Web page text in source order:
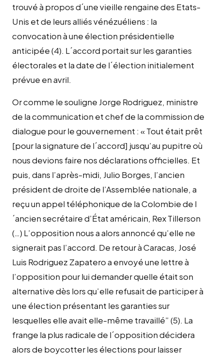
trouvé à propos d´une vieille rengaine des Etats-
Unis et de leurs alliés vénézuéliens : la
convocation à une élection présidentielle
anticipée (4). L´accord portait sur les garanties
électorales et la date de l´élection initialement
prévue en avril.
Or comme le souligne Jorge Rodriguez, ministre
de la communication et chef de la commission de
dialogue pour le gouvernement : « Tout était prêt
[pour la signature de l´accord] jusqu’au pupitre où
nous devions faire nos déclarations officielles. Et
puis, dans l’après-midi, Julio Borges, l’ancien
président de droite de l’Assemblée nationale, a
reçu un appel téléphonique de la Colombie de l
´ancien secrétaire d’État américain, Rex Tillerson
(…) L’opposition nous a alors annoncé qu’elle ne
signerait pas l’accord. De retour à Caracas, José
Luis Rodriguez Zapatero a envoyé une lettre à
l’opposition pour lui demander quelle était son
alternative dès lors qu’elle refusait de participer à
une élection présentant les garanties sur
lesquelles elle avait elle-même travaillé” (5). La
frange la plus radicale de l´opposition décidera
alors de boycotter les élections pour laisser